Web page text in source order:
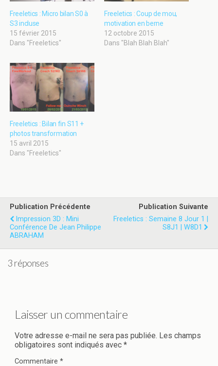
Freeletics : Micro bilan S0 à
S3 incluse
15 février 2015
Dans "Freeletics"
Freeletics : Coup de mou,
motivation en berne
12 octobre 2015
Dans "Blah Blah Blah"
Freeletics : Bilan fin S11 +
photos transformation
15 avril 2015
Dans "Freeletics"
Publication Précédente
Impression 3D : Mini
Conférence De Jean Philippe
ABRAHAM
Publication Suivante
Freeletics : Semaine 8 Jour 1 |
S8J1 | W8D1
3 réponses
Laisser un commentaire
Votre adresse e-mail ne sera pas publiée. Les champs
obligatoires sont indiqués avec *
Commentaire *